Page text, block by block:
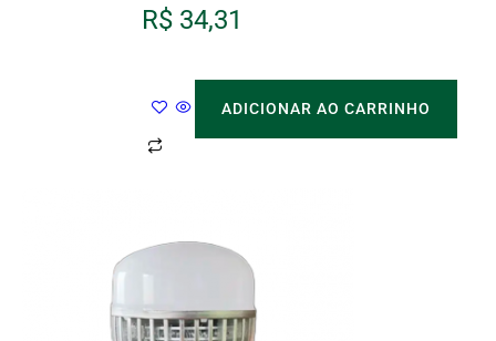
R$ 34,31
ADICIONAR AO CARRINHO